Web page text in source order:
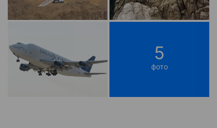
5
фото